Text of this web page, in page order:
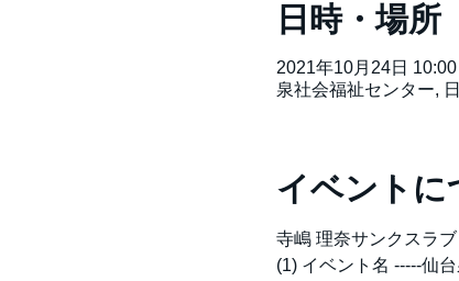
日時・場所
2021年10月24日
泉社会福祉センター,
イベントに
寺嶋 理奈サンクスラブ
(1) イベント名 -----仙